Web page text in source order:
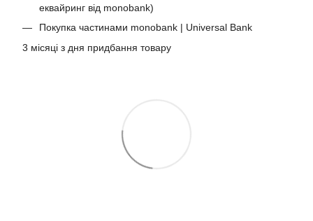
еквайринг від monobank)
Покупка частинами monobank | Universal Bank
3 місяці з дня придбання товару